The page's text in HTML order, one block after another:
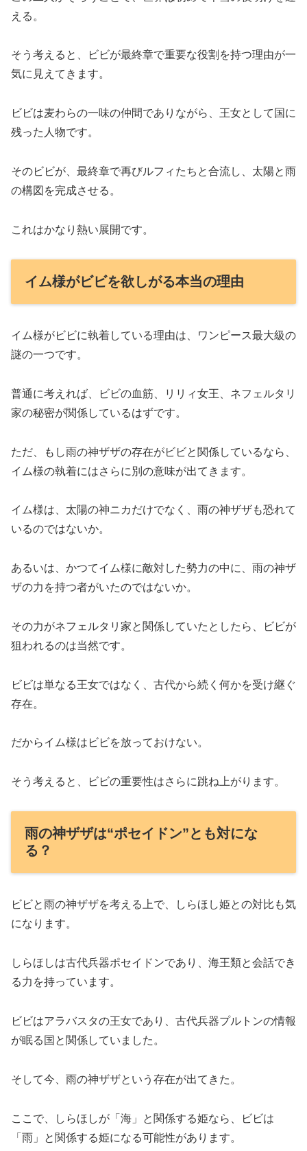
える。
そう考えると、ビビが最終章で重要な役割を持つ理由が一
気に見えてきます。
ビビは麦わらの一味の仲間でありながら、王女として国に
残った人物です。
そのビビが、最終章で再びルフィたちと合流し、太陽と雨
の構図を完成させる。
これはかなり熱い展開です。
イム様がビビを欲しがる本当の理由
イム様がビビに執着している理由は、ワンピース最大級の
謎の一つです。
普通に考えれば、ビビの血筋、リリィ女王、ネフェルタリ
家の秘密が関係しているはずです。
ただ、もし雨の神ザザの存在がビビと関係しているなら、
イム様の執着にはさらに別の意味が出てきます。
イム様は、太陽の神ニカだけでなく、雨の神ザザも恐れて
いるのではないか。
あるいは、かつてイム様に敵対した勢力の中に、雨の神ザ
ザの力を持つ者がいたのではないか。
その力がネフェルタリ家と関係していたとしたら、ビビが
狙われるのは当然です。
ビビは単なる王女ではなく、古代から続く何かを受け継ぐ
存在。
だからイム様はビビを放っておけない。
そう考えると、ビビの重要性はさらに跳ね上がります。
雨の神ザザは“ポセイドン”とも対にな
る？
ビビと雨の神ザザを考える上で、しらほし姫との対比も気
になります。
しらほしは古代兵器ポセイドンであり、海王類と会話でき
る力を持っています。
ビビはアラバスタの王女であり、古代兵器プルトンの情報
が眠る国と関係していました。
そして今、雨の神ザザという存在が出てきた。
ここで、しらほしが「海」と関係する姫なら、ビビは
「雨」と関係する姫になる可能性があります。